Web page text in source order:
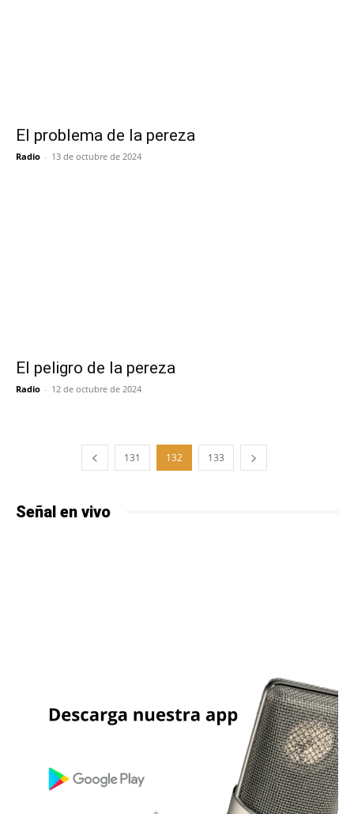
El problema de la pereza
Radio - 13 de octubre de 2024
El peligro de la pereza
Radio - 12 de octubre de 2024
131 132 133
Señal en vivo